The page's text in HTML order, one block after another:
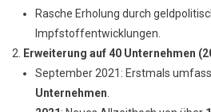
Rasche Erholung durch
Impfstoffentwicklungen.
Erweiterung auf 40 Unternehmen
September 2021: Erstmals
Unternehmen